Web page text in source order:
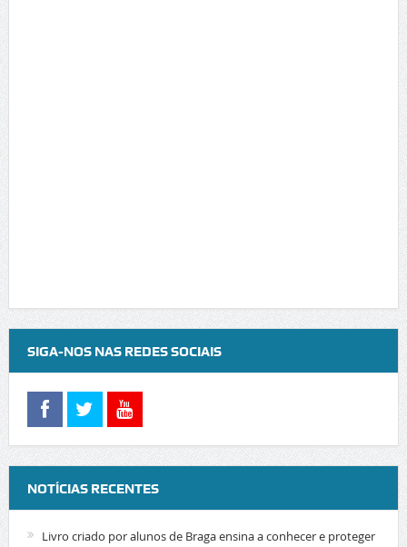
SIGA-NOS NAS REDES SOCIAIS
NOTÍCIAS RECENTES
Livro criado por alunos de Braga ensina a conhecer e proteger